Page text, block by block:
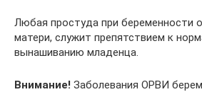
Любая простуда при беременности
матери, служит препятствием к
вынашиванию младенца.
Внимание! Заболевания ОРВИ